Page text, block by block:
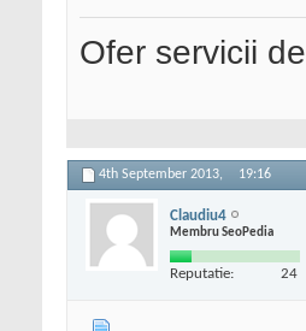
Ofer servicii de
4th September 2013, 19:16
Claudiu4
Membru SeoPedia
Reputatie: 24